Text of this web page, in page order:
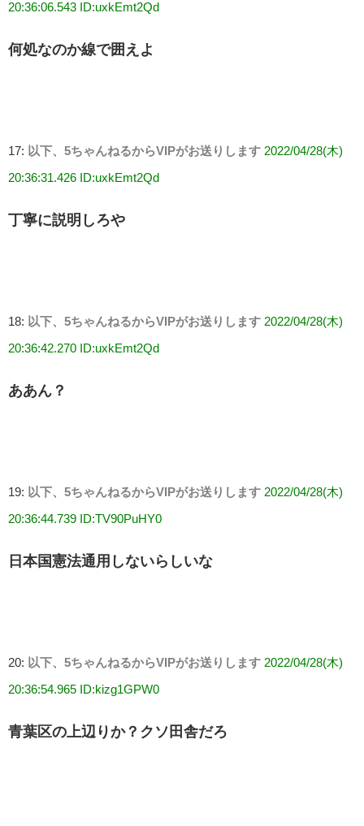
20:36:06.543 ID:uxkEmt2Qd
何処なのか線で囲えよ
17: 以下、5ちゃんねるからVIPがお送りします 2022/04/28(木)
20:36:31.426 ID:uxkEmt2Qd
丁寧に説明しろや
18: 以下、5ちゃんねるからVIPがお送りします 2022/04/28(木)
20:36:42.270 ID:uxkEmt2Qd
ああん？
19: 以下、5ちゃんねるからVIPがお送りします 2022/04/28(木)
20:36:44.739 ID:TV90PuHY0
日本国憲法通用しないらしいな
20: 以下、5ちゃんねるからVIPがお送りします 2022/04/28(木)
20:36:54.965 ID:kizg1GPW0
青葉区の上辺りか？クソ田舎だろ